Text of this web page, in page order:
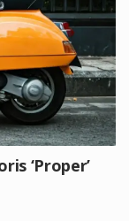
‘Proper’